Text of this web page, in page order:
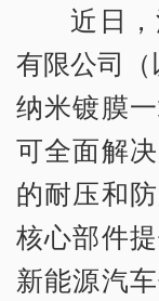
近日
有限公司（
纳米镀膜
可全面解
的耐压和
核心部件
新能源汽